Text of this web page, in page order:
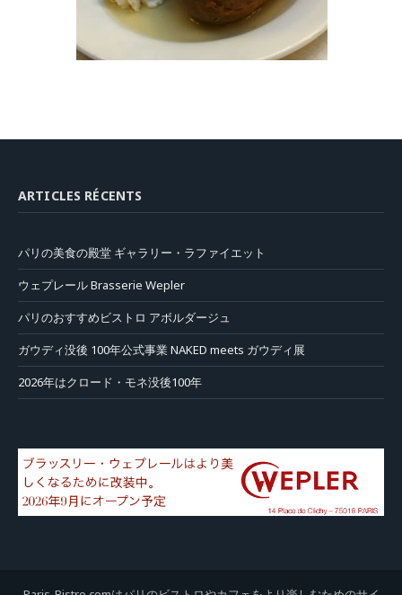
ARTICLES RÉCENTS
パリの美食の殿堂 ギャラリー・ラファイエット
ウェプレール Brasserie Wepler
パリのおすすめビストロ アボルダージュ
ガウディ没後 100年公式事業 NAKED meets ガウディ展
2026年はクロード・モネ没後100年